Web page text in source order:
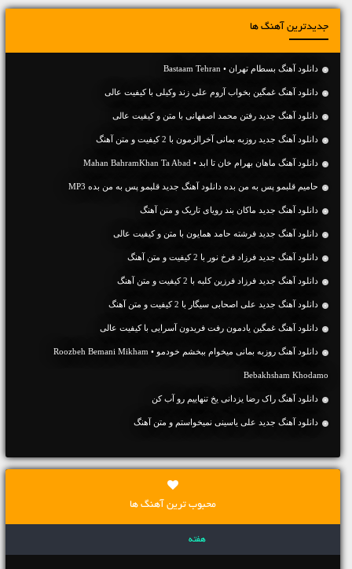
جدیدترین آهنگ ها
دانلود آهنگ بسطام تهران • Bastaam Tehran
دانلود آهنگ غمگین بخواب آروم علی زند وکیلی با کیفیت عالی
دانلود آهنگ جديد رفتن محمد اصفهانی با متن و کیفیت عالی
دانلود آهنگ جديد روزبه بمانی آخرالزمون با 2 کیفیت و متن آهنگ
دانلود آهنگ ماهان بهرام خان تا ابد • Mahan BahramKhan Ta Abad
حامیم قلبمو پس به من بده دانلود آهنگ جدید قلبمو پس به من بده MP3
دانلود آهنگ جديد ماکان بند رویای تاریک و متن آهنگ
دانلود آهنگ جديد فرشته حامد همایون با متن و کیفیت عالی
دانلود آهنگ جديد فرزاد فرخ نور با 2 کیفیت و متن آهنگ
دانلود آهنگ جديد فرزاد فرزین کلبه با 2 کیفیت و متن آهنگ
دانلود آهنگ جديد علی اصحابی سیگار با 2 کیفیت و متن آهنگ
دانلود آهنگ غمگین یادمون رفت فریدون آسرایی با کیفیت عالی
دانلود آهنگ روزبه بمانی میخوام ببخشم خودمو • Roozbeh Bemani Mikham
Bebakhsham Khodamo
دانلود آهنگ راک رضا یزدانی یخ تنهاییم رو آب کن
دانلود آهنگ جديد علی یاسینی نمیخواستم و متن آهنگ
محبوب ترین آهنگ ها
هفته